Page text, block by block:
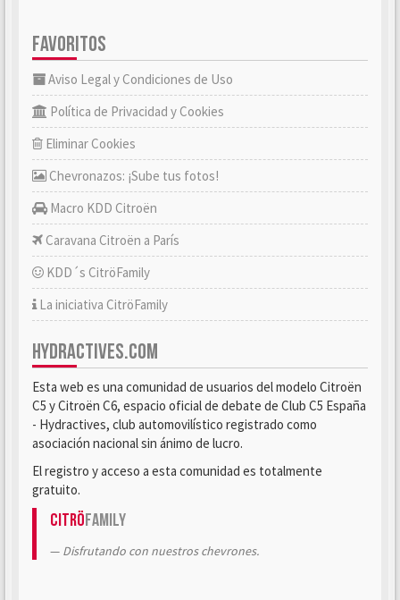
FAVORITOS
Aviso Legal y Condiciones de Uso
Política de Privacidad y Cookies
Eliminar Cookies
Chevronazos: ¡Sube tus fotos!
Macro KDD Citroën
Caravana Citroën a París
KDD´s CitröFamily
La iniciativa CitröFamily
HYDRACTIVES.COM
Esta web es una comunidad de usuarios del modelo Citroën
C5 y Citroën C6, espacio oficial de debate de Club C5 España
- Hydractives, club automovilístico registrado como
asociación nacional sin ánimo de lucro.
El registro y acceso a esta comunidad es totalmente
gratuito.
CitröFamily
Disfrutando con nuestros chevrones.